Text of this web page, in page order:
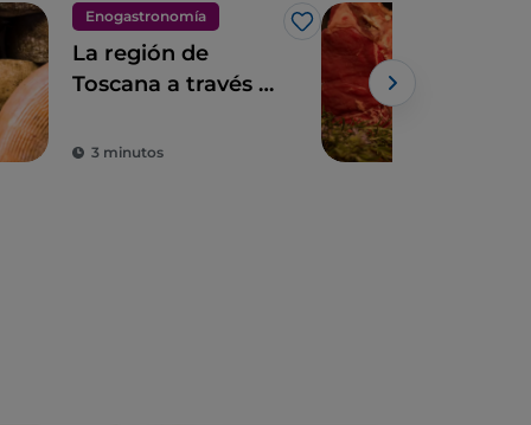
Enogastronomía
Me gusta
La región de
Toscana a través de
Guedes
3 minutos